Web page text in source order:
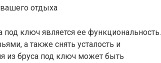
ключ является ее функциональность.
а также снять усталость и
из бруса под ключ может быть